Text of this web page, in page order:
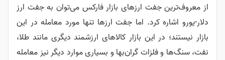
از معروف‌ترین جفت ارزهای بازار فارکس می‌توان به جفت ارز
دلار-یورو اشاره کرد. اما جفت ارزها تنها مورد معامله در این
بازار نیستند؛ در این بازار کالاهای ارزشمند دیگری مانند طلا،
نفت، سنگ‌ها و فلزات گران‌بها و بسیاری موارد دیگر نیز معامله